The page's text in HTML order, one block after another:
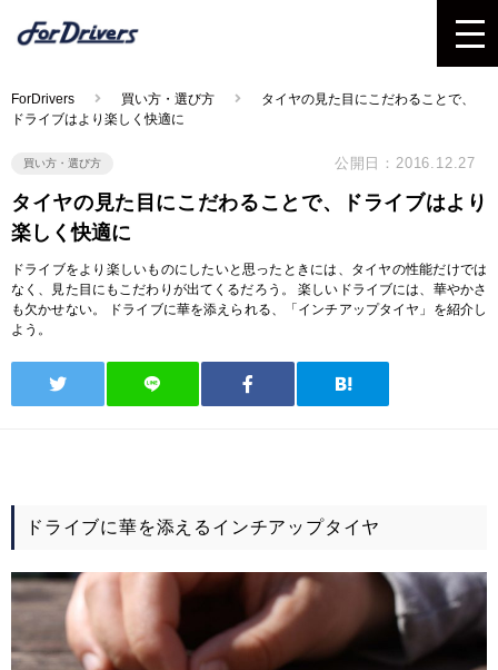
ForDrivers 買い方・選び方
タイヤの見た目にこだわることで、
ドライブはより楽しく快適に
買い方・選び方 公開日：2016.12.27
タイヤの見た目にこだわることで、ドライブはより
楽しく快適に
ドライブをより楽しいものにしたいと思ったときには、タイヤの性能だけでは
なく、見た目にもこだわりが出てくるだろう。 楽しいドライブには、華やかさ
も欠かせない。 ドライブに華を添えられる、「インチアップタイヤ」を紹介し
よう。
ドライブに華を添えるインチアップタイヤ